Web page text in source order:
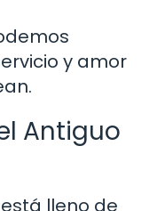
y amor
Antiguo
lleno de